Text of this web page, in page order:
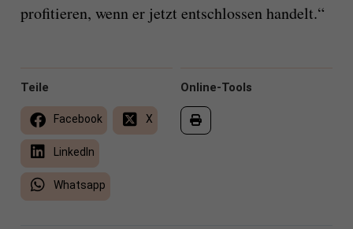
profitieren, wenn er jetzt entschlossen handelt.“
Online-Tools
Teile
Facebook X
LinkedIn
Whatsapp